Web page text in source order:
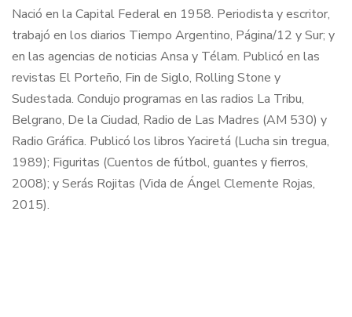
Nació en la Capital Federal en 1958. Periodista y escritor,
trabajó en los diarios Tiempo Argentino, Página/12 y Sur; y
en las agencias de noticias Ansa y Télam. Publicó en las
revistas El Porteño, Fin de Siglo, Rolling Stone y
Sudestada. Condujo programas en las radios La Tribu,
Belgrano, De la Ciudad, Radio de Las Madres (AM 530) y
Radio Gráfica. Publicó los libros Yaciretá (Lucha sin tregua,
1989); Figuritas (Cuentos de fútbol, guantes y fierros,
2008); y Serás Rojitas (Vida de Ángel Clemente Rojas,
2015).